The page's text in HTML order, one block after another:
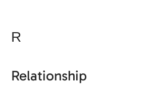
R
Relationship